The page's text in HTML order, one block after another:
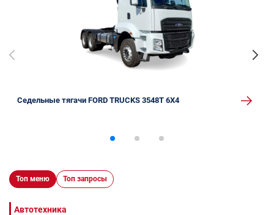
Седельные тягачи FORD TRUCKS 3548Т 6X4
Топ меню Топ запросы
Автотехника